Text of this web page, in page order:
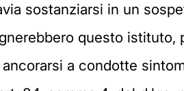
sostanziarsi in un
questo istituto,
a condotte